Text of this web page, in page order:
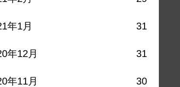
年1月 31
年12月 31
年11月 30